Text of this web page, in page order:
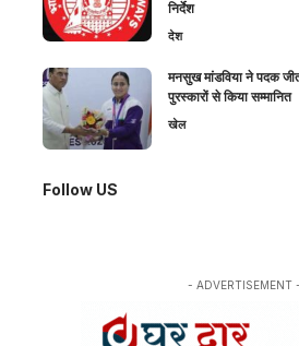
निर्देश
देश
मनसुख मांडविया ने पदक
पुरस्कारों से किया सम्मानित
खेल
Follow US
- ADVERTISEMENT -